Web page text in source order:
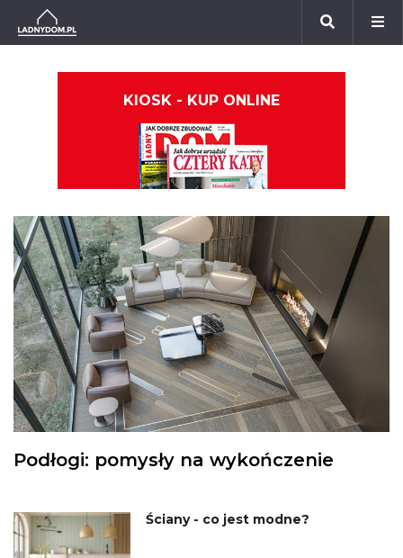
KIOSK - KUP ONLINE
Podłogi: pomysły na wykończenie
Ściany - co jest modne?